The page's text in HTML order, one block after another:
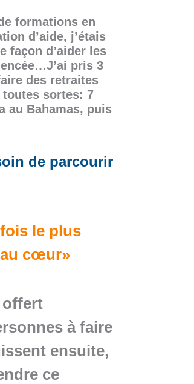
formations en
d’aide, j’étais
façon d’aider les
pris 3
des retraites
sortes: 7
au Bahamas, puis
de parcourir
le plus
cœur»
offert
à faire
ensuite,
ce